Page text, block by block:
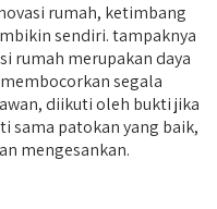
rumah, ketimbang
sendiri. tampaknya
rumah merupakan daya
segala
diikuti oleh bukti jika
sama patokan yang baik,
mengesankan.